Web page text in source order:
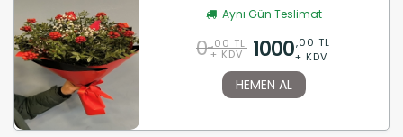
Aynı Gün Teslimat
0 ,00 TL
+ KDV 1000,00 TL
+ KDV
HEMEN AL